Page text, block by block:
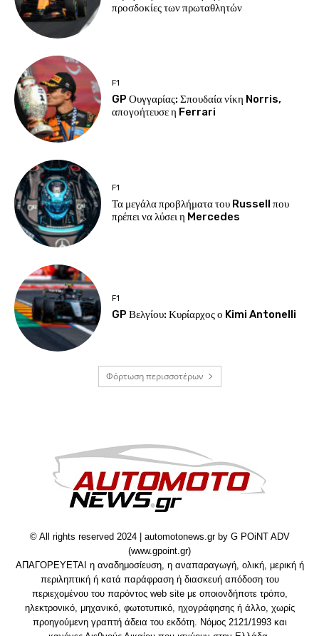
προσδοκίες των πρωταθλητών
F1
GP Ουγγαρίας: Σπουδαία νίκη Norris,
απογοήτευσε η Ferrari
F1
Τα μεγάλα προβλήματα του Russell που
πρέπει να λύσει η Mercedes
F1
GP Βελγίου: Κυρίαρχος ο Kimi Antonelli
Φόρτωση περισσοτέρων
© All rights reserved 2024 | automotonews.gr by G POiNT ADV
(www.gpoint.gr)
ΑΠΑΓΟΡΕΥΕΤΑΙ η αναδημοσίευση, η αναπαραγωγή, ολική, μερική ή
περιληπτική ή κατά παράφραση ή διασκευή απόδοση του
περιεχομένου του παρόντος web site με οποιονδήποτε τρόπο,
ηλεκτρονικό, μηχανικό, φωτοτυπικό, ηχογράφησης ή άλλο, χωρίς
προηγούμενη γραπτή άδεια του εκδότη. Νόμος 2121/1993 και